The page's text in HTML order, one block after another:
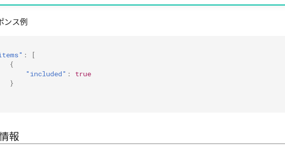
ンス例
:
[
{
"included" :
true
}
報